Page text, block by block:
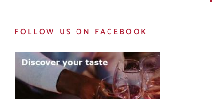
FOLLOW US ON FACEBOOK